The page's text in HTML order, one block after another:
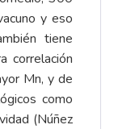
y eso
tiene
correlación
Mn, y de
como
(Núñez